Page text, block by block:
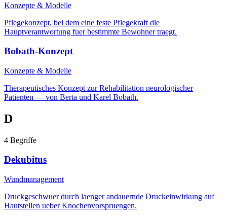
Konzepte & Modelle
Pflegekonzept, bei dem eine feste Pflegekraft die
Hauptverantwortung fuer bestimmte Bewohner traegt.
Bobath-Konzept
Konzepte & Modelle
Therapeutisches Konzept zur Rehabilitation neurologischer
Patienten — von Berta und Karel Bobath.
D
4 Begriffe
Dekubitus
Wundmanagement
Druckgeschwuer durch laenger andauernde Druckeinwirkung auf
Hautstellen ueber Knochenvorspruengen.